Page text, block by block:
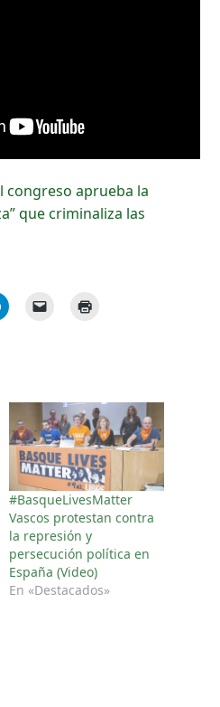
congreso aprueba la
que criminaliza las
#BasqueLivesMatter
Vascos protestan contra
la represión y
persecución política en
España (Video)
En «Destacados»